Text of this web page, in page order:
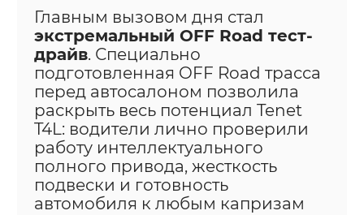
Главным вызовом дня стал
экстремальный OFF Road тест-
драйв. Специально
подготовленная OFF Road трасса
перед автосалоном позволила
раскрыть весь потенциал Tenet
T4L: водители лично проверили
работу интеллектуального
полного привода, жесткость
подвески и готовность
автомобиля к любым капризам